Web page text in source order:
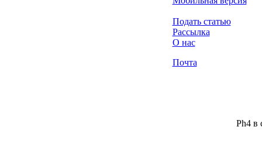
Подать статью
Рассылка
О нас
Почта
Ph4 в